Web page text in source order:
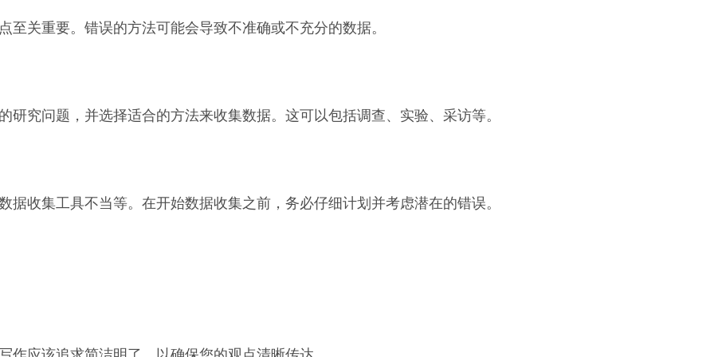
至关重要。错误的方法可能会导致不准确或不充分的数据。
研究问题，并选择适合的方法来收集数据。这可以包括调查、实验、采访等。
据收集工具不当等。在开始数据收集之前，务必仔细计划并考虑潜在的错误。